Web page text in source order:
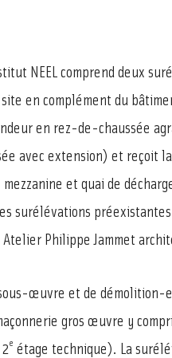
NEEL comprend deux
en complément du
en rez-de-chaussée
avec extension) et reçoit
et quai de
surélévations
Philippe Jammet
œuvre et de
gros œuvre y
e étage technique). La